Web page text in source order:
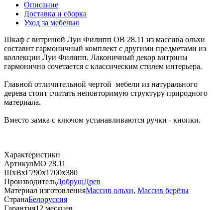
Описание
Доставка и сборка
Уход за мебелью
Шкаф с витриной Луи Филипп ОВ 28.11 из массива ольхи
составит гармоничный комплект с другими предметами из
коллекции Луи Филипп. Лаконичный декор витрины
гармонично сочетается с классическим стилем интерьера.
Главной отличительной чертой мебели из натурального
дерева стоит считать неповторимую структуру природного
материала.
Вместо замка с ключом устанавливаются ручки - кнопки.
Характеристики
АртикулМО 28.11
ШхВхГ790х1700х380
ПроизводительДобрушДрев
Материал изготовленияМассив ольхи, Массив берёзы
СтранаБелоруссия